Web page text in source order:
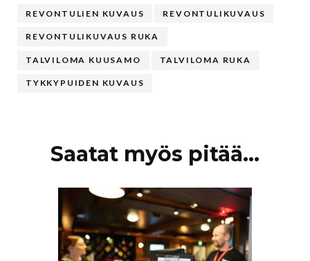
REVONTULIEN KUVAUS REVONTULIKUVAUS
REVONTULIKUVAUS RUKA
TALVILOMA KUUSAMO TALVILOMA RUKA
TYKKYPUIDEN KUVAUS
Artikkelien
Saatat myös pitää...